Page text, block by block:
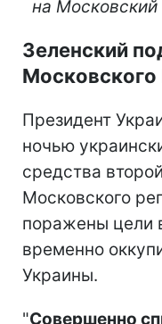
на
Зеленский
Президент
ночью
средства
Московского
поражены цели
временно
Украины.
"Совершенно